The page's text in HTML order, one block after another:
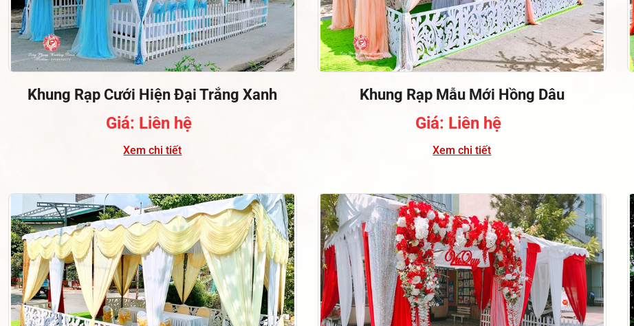
Khung Rạp Cưới Hiện Đại Trắng Xanh
Giá: Liên hệ
Xem chi tiết
Khung Rạp Mẫu Mới Hồng Dâu
Giá: Liên hệ
Xem chi tiết